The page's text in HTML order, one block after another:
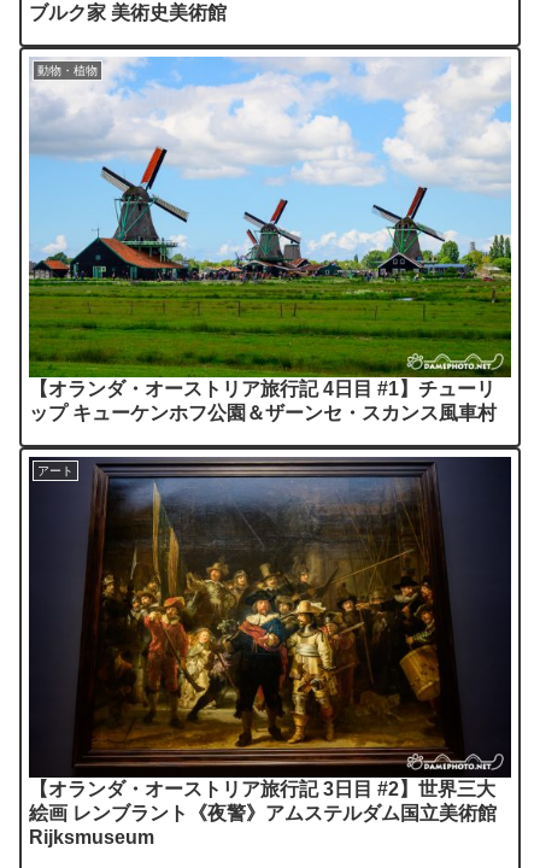
ブルク家 美術史美術館
動物・植物
【オランダ・オーストリア旅行記 4日目 #1】チューリ
ップ キューケンホフ公園＆ザーンセ・スカンス風車村
アート
【オランダ・オーストリア旅行記 3日目 #2】世界三大
絵画 レンブラント《夜警》アムステルダム国立美術館
Rijksmuseum